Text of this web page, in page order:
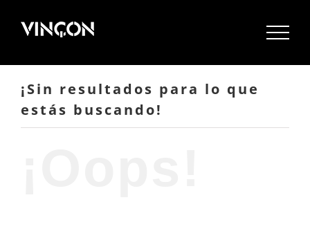
¡Sin resultados para lo que
estás buscando!